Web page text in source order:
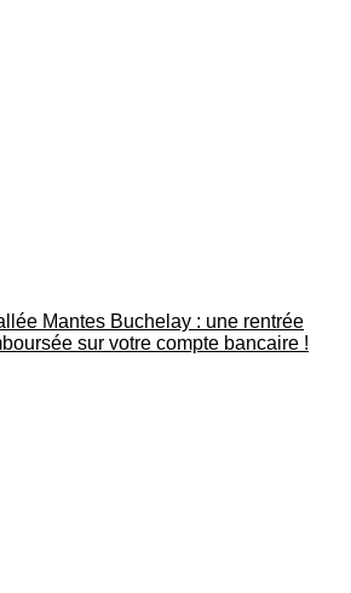
Mantes Buchelay : une rentrée
sur votre compte bancaire !